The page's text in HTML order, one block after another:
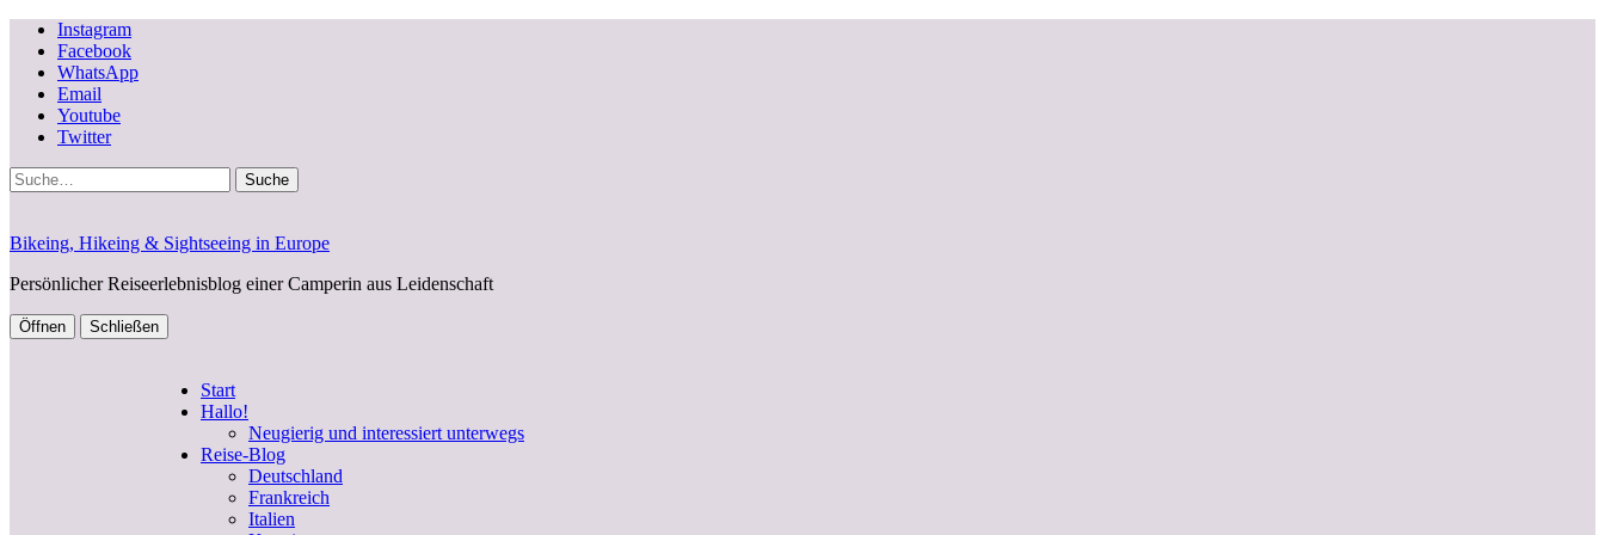
Instagram
Facebook
WhatsApp
Email
Youtube
Twitter
Suche
Bikeing, Hikeing & Sightseeing in Europe
Persönlicher Reiseerlebnisblog einer Camperin aus Leidenschaft
Öffnen Schließen
Start
Hallo!
Neugierig und interessiert unterwegs
Reise-Blog
Deutschland
Frankreich
Italien